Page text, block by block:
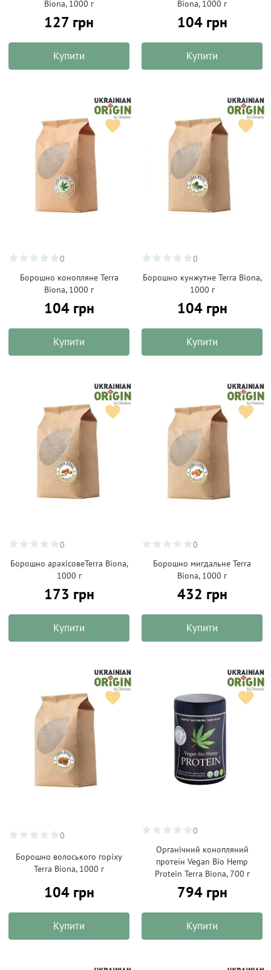
Biona, 1000 г
127 грн
Купити
Biona, 1000 г
104 грн
Купити
0
Борошно конопляне Terra
Biona, 1000 г
104 грн
Купити
0
Борошно кунжутне Terra Biona,
1000 г
104 грн
Купити
0
Борошно арахісовеTerra Biona,
1000 г
173 грн
Купити
0
Борошно мигдальне Terra
Biona, 1000 г
432 грн
Купити
0
Борошно волоського горіху
Terra Biona, 1000 г
104 грн
Купити
0
Органічний конопляний
протеїн Vegan Bio Hemp
Protein Terra Biona, 700 г
794 грн
Купити